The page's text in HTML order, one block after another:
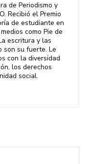
de Periodismo y
Recibió el Premio
de estudiante en
como Pie de
escritura y las
son su fuerte. Le
con la diversidad
los derechos
social.